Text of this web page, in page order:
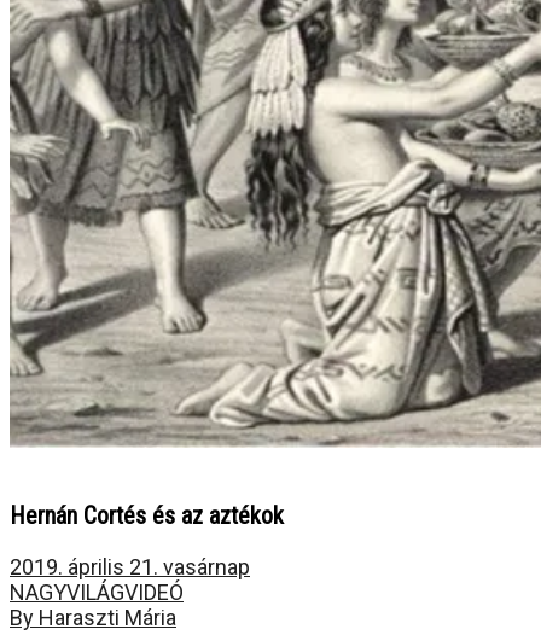
Hernán Cortés és az aztékok
2019. április 21. vasárnap
NAGYVILÁGVIDEÓ
By Haraszti Mária